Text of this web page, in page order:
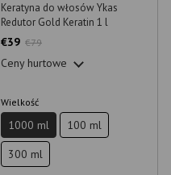
Keratyna do włosów Ykas
Redutor Gold Keratin 1 l
€39 €79
Ceny hurtowe
Wielkość
1000 ml
100 ml
300 ml